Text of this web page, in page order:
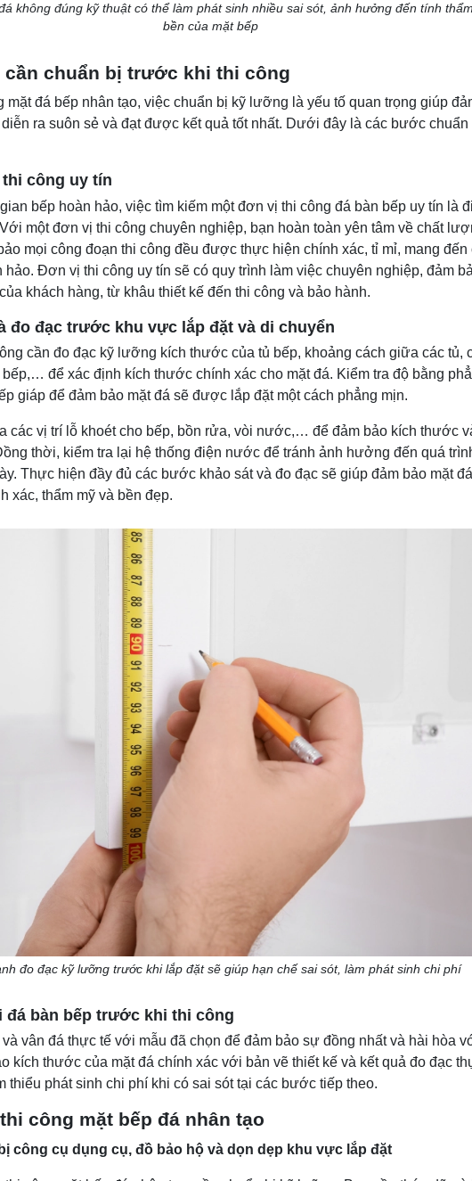
không đúng kỹ thuật có thể làm phát sinh nhiều sai sót, ảnh hưởng đến tính
bền của mặt bếp
cần chuẩn bị trước khi thi công
mặt đá bếp nhân tạo, việc chuẩn bị kỹ lưỡng là yếu tố quan trọng giúp
ra suôn sẻ và đạt được kết quả tốt nhất. Dưới đây là các bước chuẩn
công uy tín
bếp hoàn hảo, việc tìm kiếm một đơn vị thi công đá bàn bếp uy tín là
một đơn vị thi công chuyên nghiệp, bạn hoàn toàn yên tâm về chất
mọi công đoạn thi công đều được thực hiện chính xác, tỉ mỉ, mang đến
hảo. Đơn vị thi công uy tín sẽ có quy trình làm việc chuyên nghiệp, đảm
khách hàng, từ khâu thiết kế đến thi công và bảo hành.
đo đạc trước khu vực lắp đặt và di chuyển
cần đo đạc kỹ lưỡng kích thước của tủ bếp, khoảng cách giữa các tủ,
để xác định kích thước chính xác cho mặt đá. Kiểm tra độ bằng
giáp để đảm bảo mặt đá sẽ được lắp đặt một cách phẳng mịn.
các vị trí lỗ khoét cho bếp, bồn rửa, vòi nước,… để đảm bảo kích thước
thời, kiểm tra lại hệ thống điện nước để tránh ảnh hưởng đến quá
Thực hiện đầy đủ các bước khảo sát và đo đạc sẽ giúp đảm bảo mặt
xác, thẩm mỹ và bền đẹp.
đo đạc kỹ lưỡng trước khi lắp đặt sẽ giúp hạn chế sai sót, làm phát sinh chi phí
đá bàn bếp trước khi thi công
vân đá thực tế với mẫu đã chọn để đảm bảo sự đồng nhất và hài hòa
kích thước của mặt đá chính xác với bản vẽ thiết kế và kết quả đo đạc
thiểu phát sinh chi phí khi có sai sót tại các bước tiếp theo.
công mặt bếp đá nhân tạo
công cụ dụng cụ, đồ bảo hộ và dọn dẹp khu vực lắp đặt